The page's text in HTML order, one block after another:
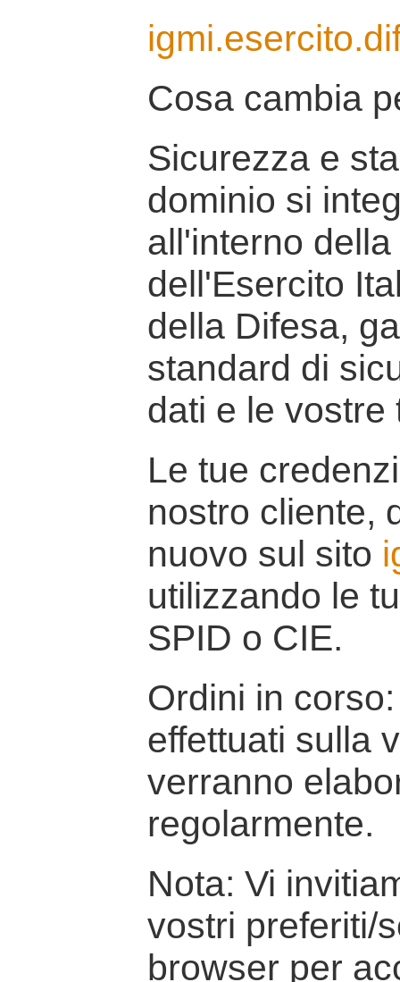
Cosa cambia
Sicurezza e
dominio si
all'interno
dell'Esercito
della Difesa,
standard di
dati e le vostre
Le tue
nostro cliente,
nuovo sul sito
utilizzando le
SPID o CIE.
Ordini in
effettuati sulla
verranno
regolarmente.
Nota: Vi
vostri preferiti/
browser per